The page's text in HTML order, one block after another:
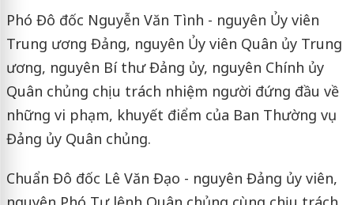
Phó Đô đốc Nguyễn Văn Tình - nguyên Ủy viên
Trung ương Đảng, nguyên Ủy viên Quân ủy Trung
ương, nguyên Bí thư Đảng ủy, nguyên Chính ủy
Quân chủng chịu trách nhiệm người đứng đầu về
những vi phạm, khuyết điểm của Ban Thường vụ
Đảng ủy Quân chủng.
Chuẩn Đô đốc Lê Văn Đạo - nguyên Đảng ủy viên,